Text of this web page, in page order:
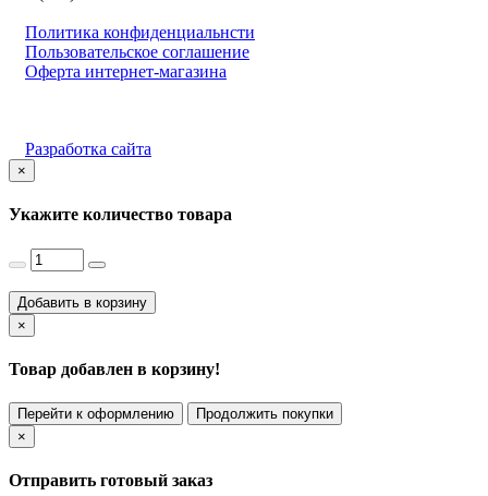
Политика конфиденциальнсти
Пользовательское соглашение
Оферта интернет-магазина
Разработка сайта
×
Укажите количество товара
Добавить в корзину
×
Товар добавлен в корзину!
Перейти к оформлению
Продолжить покупки
×
Отправить готовый заказ